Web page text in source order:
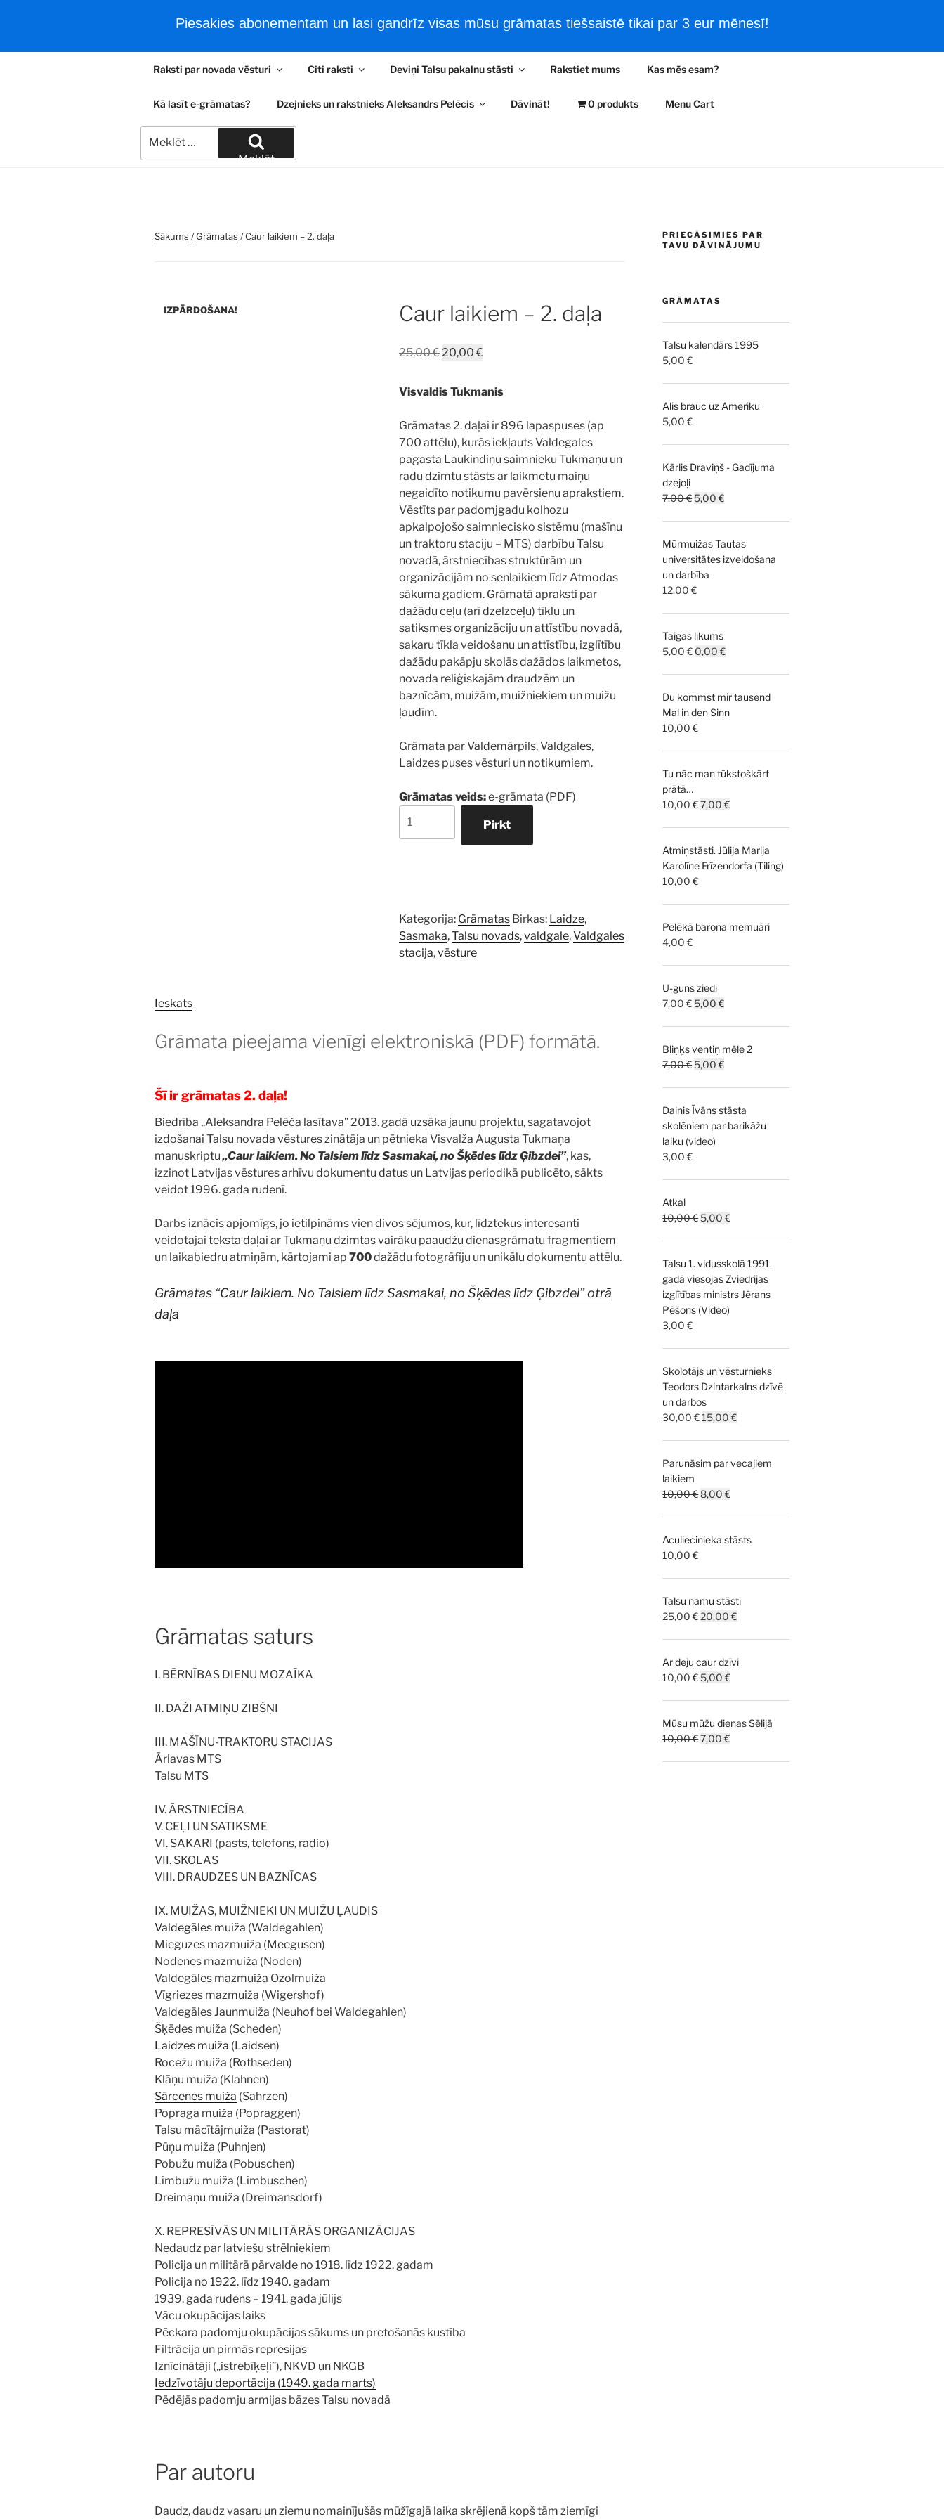
Piesakies abonementam un lasi gandrīz visas mūsu grāmatas tiešsaistē tikai par 3 eur mēnesī!
ALEKSANDRA PELĒČA LASĪTAVA
Retas e-grāmatas par Latvijas ļaudīm un kultūrvēsturi
Tiešsaistes filmas Tiešsaistes e-Grāmatas Filmas un vēsturiski kadri
Raksti par novada vēsturi Citi raksti Deviņi Talsu pakalnu stāsti Rakstiet mums Kas mēs esam?
Kā lasīt e-grāmatas? Dzejnieks un rakstnieks Aleksandrs Pelēcis Dāvināt! 0 produkts Menu Cart
Meklēt
Sākums /Grāmatas / Caur laikiem – 2. daļa
IZPĀRDOŠANA! Caur laikiem – 2. daļa
25,00€ Original
was:
20,00€Current
Visvaldis Tukmanis
Grāmatas 2. daļai ir 896 lapaspuses (ap
700 attēlu), kurās iekļauts Valdegales
pagasta Laukindiņu saimnieku Tukmaņu un
radu dzimtu stāsts ar laikmetu maiņu
negaidīto notikumu pavērsienu aprakstiem.
Vēstīts par padomjgadu kolhozu
apkalpojošo saimniecisko sistēmu (mašīnu
un traktoru staciju – MTS) darbību Talsu
novadā, ārstniecības struktūrām un
organizācijām no senlaikiem līdz Atmodas
sākuma gadiem. Grāmatā apraksti par
dažādu ceļu (arī dzelzceļu) tīklu un
satiksmes organizāciju un attīstību novadā,
sakaru tīkla veidošanu un attīstību, izglītību
dažādu pakāpju skolās dažādos laikmetos,
novada reliģiskajām draudzēm un
baznīcām, muižām, muižniekiem un muižu
ļaudīm.
Grāmata par Valdemārpils, Valdgales,
Laidzes puses vēsturi un notikumiem.
Grāmatas veids:e-grāmata (PDF)
laikiem
Pirkt
Kategorija: Grāmatas Birkas: Laidze,
Sasmaka,Talsu novads,valdgale,Valdgales
stacija,vēsture
Ieskats
Grāmata pieejama vienīgi elektroniskā (PDF) formātā.
Šī ir grāmatas 2. daļa!
Biedrība „Aleksandra Pelēča lasītava” 2013. gadā uzsāka jaunu projektu, sagatavojot
izdošanai Talsu novada vēstures zinātāja un pētnieka Visvalža Augusta Tukmaņa
manuskriptu„Caur laikiem. No Talsiem līdz Sasmakai, no Šķēdes līdz Ģibzdei”, kas,
izzinot Latvijas vēstures arhīvu dokumentu datus un Latvijas periodikā publicēto, sākts
veidot 1996. gada rudenī.
Darbs iznācis apjomīgs, jo ietilpināms vien divos sējumos, kur, līdztekus interesanti
veidotajai teksta daļai ar Tukmaņu dzimtas vairāku paaudžu dienasgrāmatu fragmentiem
un laikabiedru atmiņām, kārtojami ap 700dažādu fotogrāfiju un unikālu dokumentu attēlu.
Grāmatas “Caur laikiem. No Talsiem līdz Sasmakai, no Šķēdes līdz Ģibzdei” otrā
daļa
Grāmatas saturs
I. BĒRNĪBAS DIENU MOZAĪKA
II. DAŽI ATMIŅU ZIBŠŅI
III. MAŠĪNU-TRAKTORU STACIJAS
Ārlavas MTS
Talsu MTS
IV. ĀRSTNIECĪBA
V. CEĻI UN SATIKSME
VI. SAKARI (pasts, telefons, radio)
VII. SKOLAS
VIII. DRAUDZES UN BAZNĪCAS
IX. MUIŽAS, MUIŽNIEKI UN MUIŽU ĻAUDIS
Valdegāles muiža (Waldegahlen)
Mieguzes mazmuiža (Meegusen)
Nodenes mazmuiža (Noden)
Valdegāles mazmuiža Ozolmuiža
Vīgriezes mazmuiža (Wigershof)
Valdegāles Jaunmuiža (Neuhof bei Waldegahlen)
Šķēdes muiža (Scheden)
Laidzes muiža (Laidsen)
Rocežu muiža (Rothseden)
Klāņu muiža (Klahnen)
Sārcenes muiža (Sahrzen)
Popraga muiža (Popraggen)
Talsu mācītājmuiža (Pastorat)
Pūņu muiža (Puhnjen)
Pobužu muiža (Pobuschen)
Limbužu muiža (Limbuschen)
Dreimaņu muiža (Dreimansdorf)
X. REPRESĪVĀS UN MILITĀRĀS ORGANIZĀCIJAS
Nedaudz par latviešu strēlniekiem
Policija un militārā pārvalde no 1918. līdz 1922. gadam
Policija no 1922. līdz 1940. gadam
1939. gada rudens – 1941. gada jūlijs
Vācu okupācijas laiks
Pēckara padomju okupācijas sākums un pretošanās kustība
Filtrācija un pirmās represijas
Iznīcinātāji („istrebīķeļi”), NKVD un NKGB
Iedzīvotāju deportācija (1949. gada marts)
Pēdējās padomju armijas bāzes Talsu novadā
Par autoru
Daudz, daudz vasaru un ziemu nomainījušās mūžīgajā laika skrējienā kopš tām ziemīgi
PRIECĀSIMIES PAR
TAVU DĀVINĀJUMU
GRĀMATAS
Talsu kalendārs 1995
5,00€
Alis brauc uz Ameriku
5,00€
Kārlis Draviņš - Gadījuma
dzejoļi
7,00€ Original
7,00 €.
5,00€Current
5,00 €.
Mūrmuižas Tautas
universitātes izveidošana
un darbība
12,00€
Taigas likums
5,00€ Original
5,00 €.
0,00€Current
0,00 €.
Du kommst mir tausend
Mal in den Sinn
10,00€
Tu nāc man tūkstoškārt
prātā…
10,00€Original
10,00 €.
7,00€Current
7,00 €.
Atmiņstāsti. Jūlija Marija
Karolīne Frīzendorfa (Tiling)
10,00€
Pelēkā barona memuāri
4,00€
U-guns ziedi
7,00€ Original
7,00 €.
5,00€Current
5,00 €.
Bliņķs ventiņ mēle 2
7,00€ Original
7,00 €.
5,00€Current
5,00 €.
Dainis Īvāns stāsta
skolēniem par barikāžu
laiku (video)
3,00€
Atkal
10,00€ Original
10,00 €.
5,00€Current
5,00 €.
Talsu 1. vidusskolā 1991.
gadā viesojas Zviedrijas
izglītības ministrs Jērans
Pēšons (Video)
3,00€
Skolotājs un vēsturnieks
Teodors Dzintarkalns dzīvē
un darbos
30,00€Original
30,00 €.
15,00€Current
15,00 €.
Parunāsim par vecajiem
laikiem
10,00€ Original
10,00 €.
8,00€Current
8,00 €.
Aculiecinieka stāsts
10,00€
Talsu namu stāsti
25,00€Original
25,00 €.
20,00€Current
20,00 €.
Ar deju caur dzīvi
10,00€ Original
10,00 €.
5,00€Current
5,00 €.
Mūsu mūžu dienas Sēlijā
10,00€Original
7,00€Current